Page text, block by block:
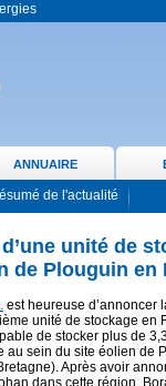
ANNUAIRE
de l'actualité
unité de
de Plouguin en
est heureuse d’annoncer
unité de stockage en
de stocker plus de
au sein du site éolien de
Après avoir
dans cette région,